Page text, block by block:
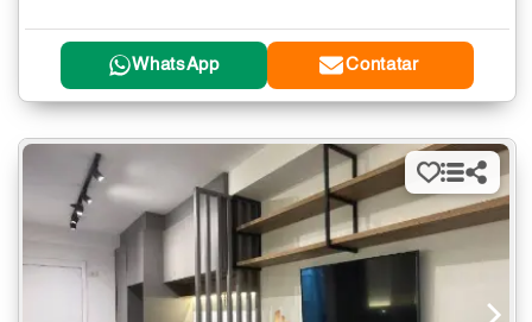
WhatsApp Contatar